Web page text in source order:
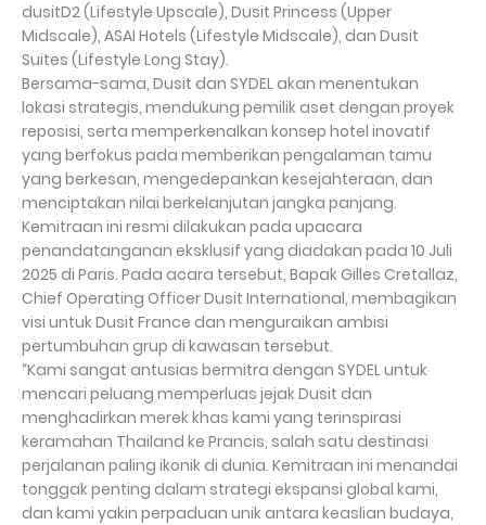
dusitD2 (Lifestyle Upscale), Dusit Princess (Upper
Midscale), ASAI Hotels (Lifestyle Midscale), dan Dusit
Suites (Lifestyle Long Stay).
Bersama-sama, Dusit dan SYDEL akan menentukan
lokasi strategis, mendukung pemilik aset dengan proyek
reposisi, serta memperkenalkan konsep hotel inovatif
yang berfokus pada memberikan pengalaman tamu
yang berkesan, mengedepankan kesejahteraan, dan
menciptakan nilai berkelanjutan jangka panjang.
Kemitraan ini resmi dilakukan pada upacara
penandatanganan eksklusif yang diadakan pada 10 Juli
2025 di Paris. Pada acara tersebut, Bapak Gilles Cretallaz,
Chief Operating Officer Dusit International, membagikan
visi untuk Dusit France dan menguraikan ambisi
pertumbuhan grup di kawasan tersebut.
“Kami sangat antusias bermitra dengan SYDEL untuk
mencari peluang memperluas jejak Dusit dan
menghadirkan merek khas kami yang terinspirasi
keramahan Thailand ke Prancis, salah satu destinasi
perjalanan paling ikonik di dunia. Kemitraan ini menandai
tonggak penting dalam strategi ekspansi global kami,
dan kami yakin perpaduan unik antara keaslian budaya,